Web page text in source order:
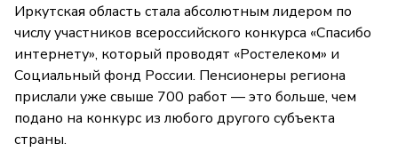
Иркутская область стала абсолютным лидером по
числу участников всероссийского конкурса «Спасибо
интернету», который проводят «Ростелеком» и
Социальный фонд России. Пенсионеры региона
прислали уже свыше 700 работ — это больше, чем
подано на конкурс из любого другого субъекта
страны.